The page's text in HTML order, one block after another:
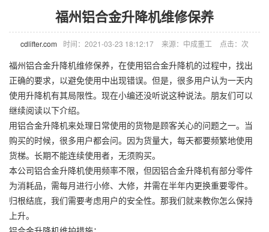
福州铝合金升降机维修保养
cdlifter.com 时间：2021-03-23 18:12:17 来源：中成重工 点击： 次
福州铝合金升降机维修保养，在使用铝合金升降机的过程中，找出
正确的要求，以避免使用中出现错误。但是，很多用户认为一天内
使用升降机有其局限性。现在小编还没听说这种说法。朋友们可以
继续阅读以下介绍。
用铝合金升降机来处理日常使用的货物是顾客关心的问题之一。当
购买的时候，很多用户都会问。因为货量大，每天都要频繁地使用
货梯。长期不能连续使用者，无须购买。
本公司铝合金升降机使用频率不限，但因铝合金升降机有部分零件
为消耗品，需每月进行小修、大修，并需在半年内更换重要零件。
归根结底，我们需要考虑用户的安全性。那我们就来教你怎么保持
上升。